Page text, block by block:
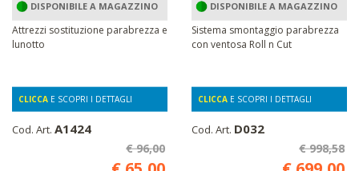
DISPONIBILE A MAGAZZINO
Attrezzi sostituzione parabrezza e
lunotto
CLICCA E SCOPRI I DETTAGLI
Cod. Art. A1424
€ 96,00
DISPONIBILE A MAGAZZINO
Sistema smontaggio parabrezza
con ventosa Roll n Cut
CLICCA E SCOPRI I DETTAGLI
Cod. Art. D032
€ 998,58